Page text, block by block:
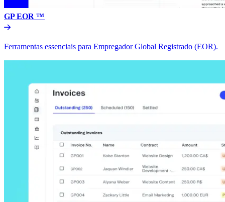
GP EOR ™​​
Ferramentas essenciais para Empregador Global Registrado (EOR).​​